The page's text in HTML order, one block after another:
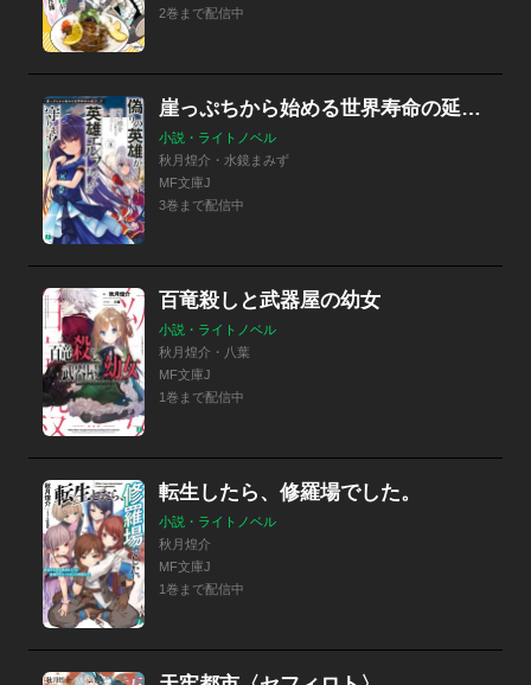
2巻まで配信中
崖っぷちから始める世界寿命の延ばし方
小説・ライトノベル
秋月煌介・水鏡まみず
MF文庫J
3巻まで配信中
百竜殺しと武器屋の幼女
小説・ライトノベル
秋月煌介・八葉
MF文庫J
1巻まで配信中
転生したら、修羅場でした。
小説・ライトノベル
秋月煌介
MF文庫J
1巻まで配信中